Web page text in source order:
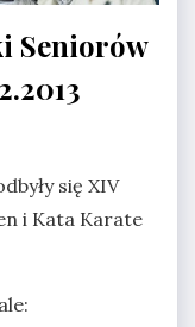
Seniorów
się XIV
i Kata Karate